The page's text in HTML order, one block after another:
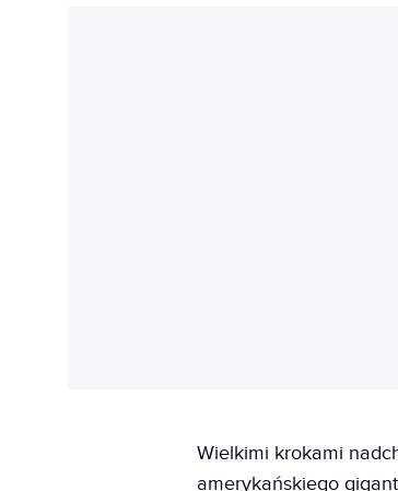
Wielkimi krokami
amerykańskiego